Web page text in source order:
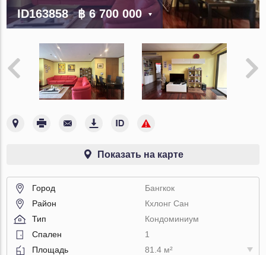
ID163858 ฿ 6 700 000
Показать на карте
Город
Бангкок
Район
Кхлонг Сан
Тип
Кондоминиум
Спален
1
Площадь
81.4 м²